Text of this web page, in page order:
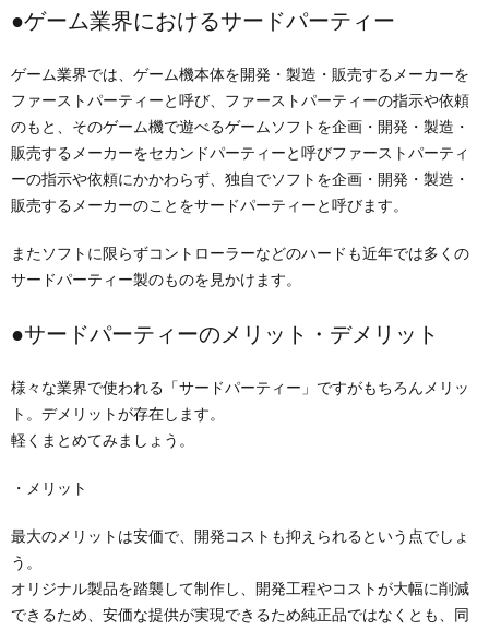
●ゲーム業界におけるサードパーティー
ゲーム業界では、ゲーム機本体を開発・製造・販売するメーカーを
ファーストパーティーと呼び、ファーストパーティーの指示や依頼
のもと、そのゲーム機で遊べるゲームソフトを企画・開発・製造・
販売するメーカーをセカンドパーティーと呼びファーストパーティ
ーの指示や依頼にかかわらず、独自でソフトを企画・開発・製造・
販売するメーカーのことをサードパーティーと呼びます。
またソフトに限らずコントローラーなどのハードも近年では多くの
サードパーティー製のものを見かけます。
●サードパーティーのメリット・デメリット
様々な業界で使われる「サードパーティー」ですがもちろんメリッ
ト。デメリットが存在します。
軽くまとめてみましょう。
・メリット
最大のメリットは安価で、開発コストも抑えられるという点でしょ
う。
オリジナル製品を踏襲して制作し、開発工程やコストが大幅に削減
できるため、安価な提供が実現できるため純正品ではなくとも、同